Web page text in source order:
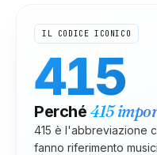
IL CODICE ICONICO
415
Perché415
415 è l'abbreviazione
fanno riferimento